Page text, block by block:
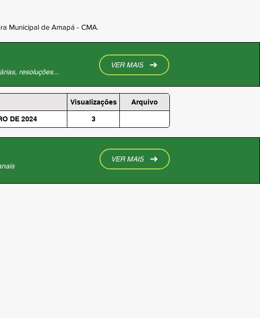
Municipal de Amapá - CMA.
resoluções...
VER MAIS
Visualizações Arquivo
DE 2024 3
VER MAIS